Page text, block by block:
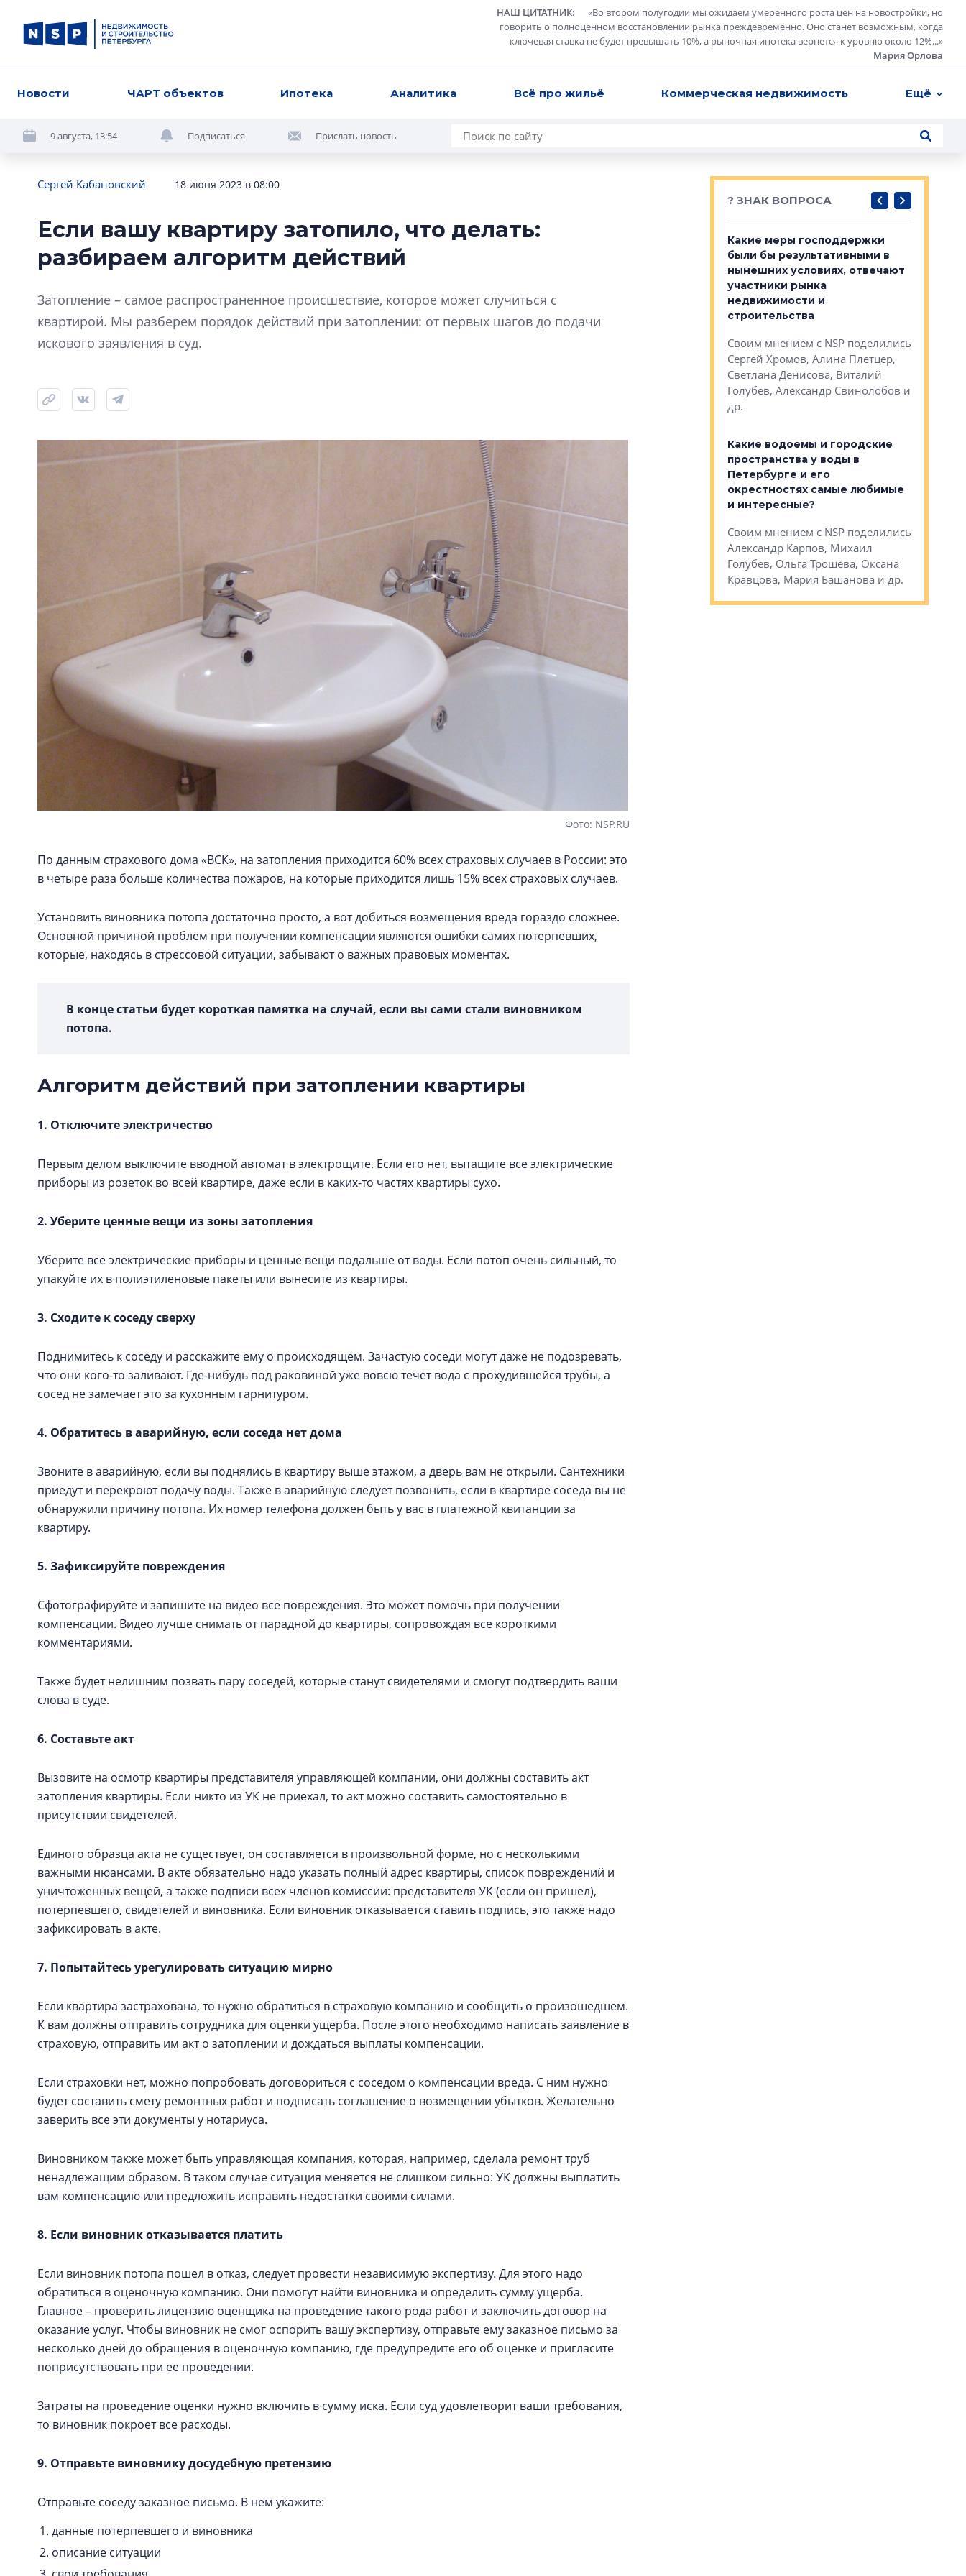
НАШ ЦИТАТНИК: «Во втором полугодии мы ожидаем умеренного роста цен на новостройки, но
говорить о полноценном восстановлении рынка преждевременно. Оно станет возможным, когда
ключевая ставка не будет превышать 10%, а рыночная ипотека вернется к уровню около 12%...»
Мария Орлова
Новости ЧАРТ объектов Ипотека Аналитика Всё про жильё Коммерческая недвижимость Ещё
9 августа, 13:54 Подписаться Прислать новость
Сергей Кабановский 18 июня 2023 в 08:00
Если вашу квартиру затопило, что делать:
разбираем алгоритм действий
Затопление – самое распространенное происшествие, которое может случиться с
квартирой. Мы разберем порядок действий при затоплении: от первых шагов до подачи
искового заявления в суд.
Фото: NSP.RU
По данным страхового дома «ВСК», на затопления приходится 60% всех страховых случаев в России: это
в четыре раза больше количества пожаров, на которые приходится лишь 15% всех страховых случаев.
Установить виновника потопа достаточно просто, а вот добиться возмещения вреда гораздо сложнее.
Основной причиной проблем при получении компенсации являются ошибки самих потерпевших,
которые, находясь в стрессовой ситуации, забывают о важных правовых моментах.
В конце статьи будет короткая памятка на случай, если вы сами стали виновником
потопа.
Алгоритм действий при затоплении квартиры
1. Отключите электричество
Первым делом выключите вводной автомат в электрощите. Если его нет, вытащите все электрические
приборы из розеток во всей квартире, даже если в каких-то частях квартиры сухо.
2. Уберите ценные вещи из зоны затопления
Уберите все электрические приборы и ценные вещи подальше от воды. Если потоп очень сильный, то
упакуйте их в полиэтиленовые пакеты или вынесите из квартиры.
3. Сходите к соседу сверху
Поднимитесь к соседу и расскажите ему о происходящем. Зачастую соседи могут даже не подозревать,
что они кого-то заливают. Где-нибудь под раковиной уже вовсю течет вода с прохудившейся трубы, а
сосед не замечает это за кухонным гарнитуром.
4. Обратитесь в аварийную, если соседа нет дома
Звоните в аварийную, если вы поднялись в квартиру выше этажом, а дверь вам не открыли. Сантехники
приедут и перекроют подачу воды. Также в аварийную следует позвонить, если в квартире соседа вы не
обнаружили причину потопа. Их номер телефона должен быть у вас в платежной квитанции за
квартиру.
5. Зафиксируйте повреждения
Сфотографируйте и запишите на видео все повреждения. Это может помочь при получении
компенсации. Видео лучше снимать от парадной до квартиры, сопровождая все короткими
комментариями.
Также будет нелишним позвать пару соседей, которые станут свидетелями и смогут подтвердить ваши
слова в суде.
6. Составьте акт
Вызовите на осмотр квартиры представителя управляющей компании, они должны составить акт
затопления квартиры. Если никто из УК не приехал, то акт можно составить самостоятельно в
присутствии свидетелей.
Единого образца акта не существует, он составляется в произвольной форме, но с несколькими
важными нюансами. В акте обязательно надо указать полный адрес квартиры, список повреждений и
уничтоженных вещей, а также подписи всех членов комиссии: представителя УК (если он пришел),
потерпевшего, свидетелей и виновника. Если виновник отказывается ставить подпись, это также надо
зафиксировать в акте.
7. Попытайтесь урегулировать ситуацию мирно
Если квартира застрахована, то нужно обратиться в страховую компанию и сообщить о произошедшем.
К вам должны отправить сотрудника для оценки ущерба. После этого необходимо написать заявление в
страховую, отправить им акт о затоплении и дождаться выплаты компенсации.
Если страховки нет, можно попробовать договориться с соседом о компенсации вреда. С ним нужно
будет составить смету ремонтных работ и подписать соглашение о возмещении убытков. Желательно
заверить все эти документы у нотариуса.
Виновником также может быть управляющая компания, которая, например, сделала ремонт труб
ненадлежащим образом. В таком случае ситуация меняется не слишком сильно: УК должны выплатить
вам компенсацию или предложить исправить недостатки своими силами.
8. Если виновник отказывается платить
Если виновник потопа пошел в отказ, следует провести независимую экспертизу. Для этого надо
обратиться в оценочную компанию. Они помогут найти виновника и определить сумму ущерба.
Главное – проверить лицензию оценщика на проведение такого рода работ и заключить договор на
оказание услуг. Чтобы виновник не смог оспорить вашу экспертизу, отправьте ему заказное письмо за
несколько дней до обращения в оценочную компанию, где предупредите его об оценке и пригласите
поприсутствовать при ее проведении.
Затраты на проведение оценки нужно включить в сумму иска. Если суд удовлетворит ваши требования,
то виновник покроет все расходы.
9. Отправьте виновнику досудебную претензию
Отправьте соседу заказное письмо. В нем укажите:
данные потерпевшего и виновника
описание ситуации
? ЗНАК ВОПРОСА
Разрыв цен между первичкой и
рынка? Своим мнением об этом
специальности и компетенции
строительства?
Своим мнением с NSP поделились
Валентина Калинина, Анжелика
Альшаева, Александр
Свинолобов, Александр Кравцов,
Кирилл Кудинов и др.
Какие меры господдержки
были бы результативными в
нынешних условиях, отвечают
участники рынка
недвижимости и
строительства
Своим мнением с NSP поделились
Сергей Хромов, Алина Плетцер,
Светлана Денисова, Виталий
Голубев, Александр Свинолобов и
др.
Какие водоемы и городские
пространства у воды в
Петербурге и его
окрестностях самые любимые
и интересные?
Своим мнением с NSP поделились
Александр Карпов, Михаил
Голубев, Ольга Трошева, Оксана
Кравцова, Мария Башанова и др.